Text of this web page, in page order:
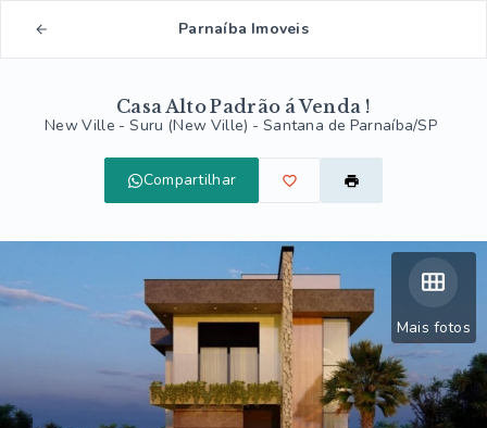
Parnaíba Imoveis
Casa Alto Padrão á Venda !
New Ville -Suru (New Ville) - Santana de Parnaíba/SP
Compartilhar
Mais fotos